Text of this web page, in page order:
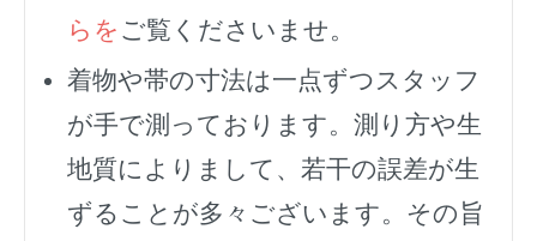
らを ご覧くださいませ。
着物や帯の寸法は一点ずつスタッフ
が手で測っております。測り方や生
地質によりまして、若干の誤差が生
ずることが多々ございます。その旨